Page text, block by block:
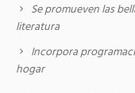
Se promueven las
literatura
Incorpora
hogar